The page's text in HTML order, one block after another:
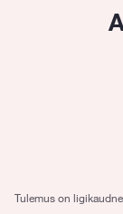
Tulemus on